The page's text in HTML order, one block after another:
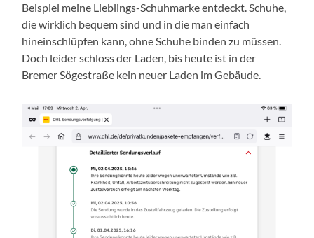
Beispiel meine Lieblings-Schuhmarke entdeckt. Schuhe,
die wirklich bequem sind und in die man einfach
hineinschlüpfen kann, ohne Schuhe binden zu müssen.
Doch leider schloss der Laden, bis heute ist in der
Bremer Sögestraße kein neuer Laden im Gebäude.